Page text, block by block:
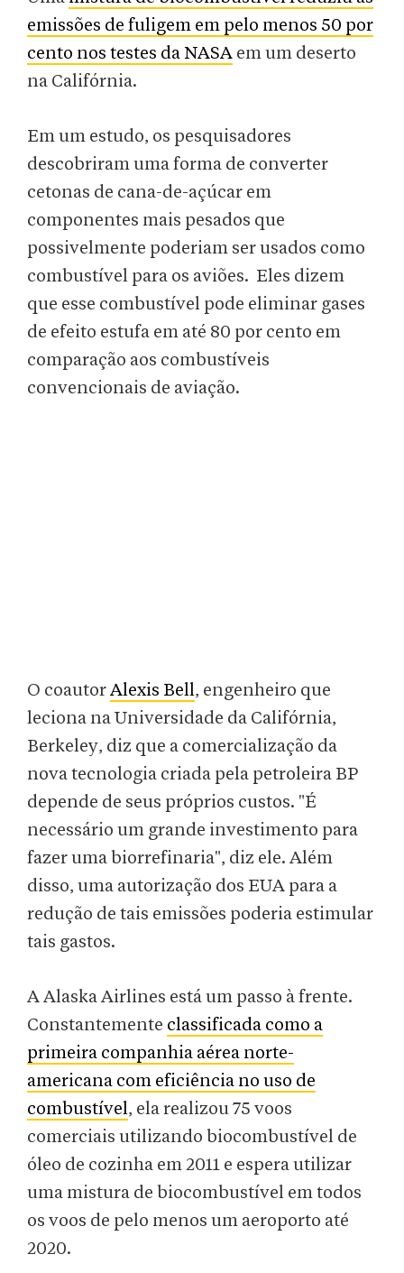
emissões de fuligem em pelo menos 50 por
cento nos testes da NASA em um deserto
na Califórnia.
Em um estudo, os pesquisadores
descobriram uma forma de converter
cetonas de cana-de-açúcar em
componentes mais pesados que
possivelmente poderiam ser usados como
combustível para os aviões. Eles dizem
que esse combustível pode eliminar gases
de efeito estufa em até 80 por cento em
comparação aos combustíveis
convencionais de aviação.
O coautorAlexis Bell, engenheiro que
leciona na Universidade da Califórnia,
Berkeley, diz que a comercialização da
nova tecnologia criada pela petroleira BP
depende de seus próprios custos. "É
necessário um grande investimento para
fazer uma biorrefinaria", diz ele. Além
disso, uma autorização dos EUA para a
redução de tais emissões poderia estimular
tais gastos.
A Alaska Airlines está um passo à frente.
Constantemente classificada como a
primeira companhia aérea norte-
americana com eficiência no uso de
combustível, ela realizou 75 voos
comerciais utilizando biocombustível de
óleo de cozinha em 2011 e espera utilizar
uma mistura de biocombustível em todos
os voos de pelo menos um aeroporto até
2020.